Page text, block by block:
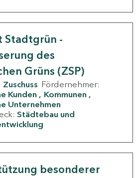
Stadtgrün -
des
Grüns (ZSP)
Zuschuss Fördernehmer:
Kunden
Kommunen
Unternehmen
Städtebau und
besonderer